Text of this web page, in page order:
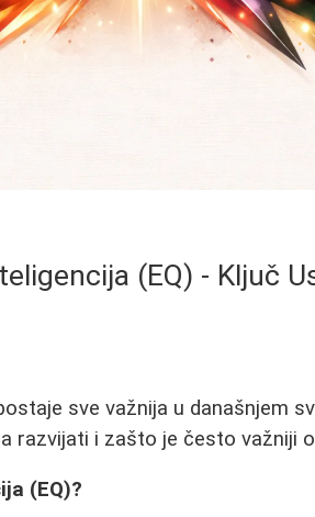
(EQ) - Ključ
sve važnija u današnjem
razvijati i zašto je često važniji
(EQ)?